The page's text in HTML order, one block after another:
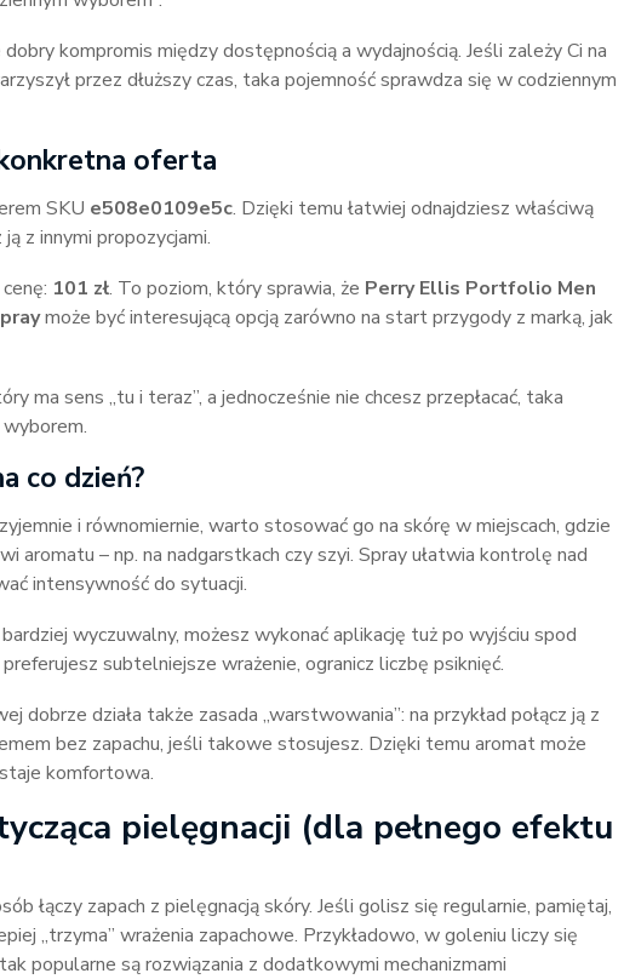
kompromis między dostępnością a wydajnością. Jeśli zależy Ci na
przez dłuższy czas, taka pojemność sprawdza się w codziennym
oferta
SKU e508e0109e5c. Dzięki temu łatwiej odnajdziesz właściwą
z innymi propozycjami.
101 zł. To poziom, który sprawia, że Perry Ellis Portfolio Men
może być interesującą opcją zarówno na start przygody z marką, jak
ma sens „tu i teraz”, a jednocześnie nie chcesz przepłacać, taka
co dzień?
i równomiernie, warto stosować go na skórę w miejscach, gdzie
aromatu – np. na nadgarstkach czy szyi. Spray ułatwia kontrolę nad
intensywność do sytuacji.
wyczuwalny, możesz wykonać aplikację tuż po wyjściu spod
subtelniejsze wrażenie, ogranicz liczbę psiknięć.
działa także zasada „warstwowania”: na przykład połącz ją z
bez zapachu, jeśli takowe stosujesz. Dzięki temu aromat może
komfortowa.
pielęgnacji (dla pełnego efektu
łączy zapach z pielęgnacją skóry. Jeśli golisz się regularnie, pamiętaj,
„trzyma” wrażenia zapachowe. Przykładowo, w goleniu liczy się
popularne są rozwiązania z dodatkowymi mechanizmami